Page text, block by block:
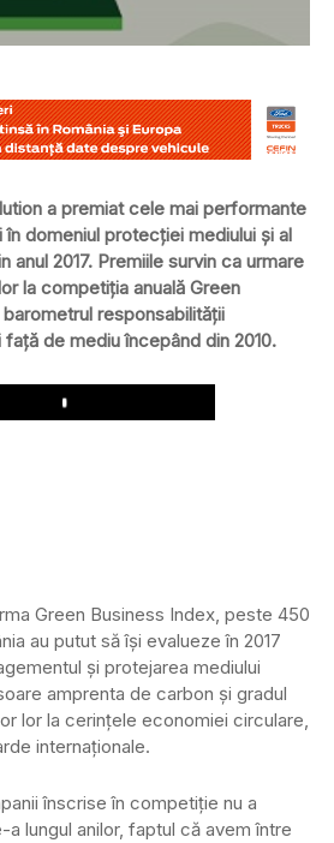
a premiat cele mai performante
în domeniul protecției mediului și al
anul 2017. Premiile survin ca urmare
la competiția anuală Green
responsabilității
de mediu începând din 2010.
Play
Green Business Index, peste 450
au putut să își evalueze în 2017
și protejarea mediului
amprenta de carbon și gradul
lor la cerințele economiei circulare,
internaționale.
înscrise în competiție nu a
lungul anilor, faptul că avem între